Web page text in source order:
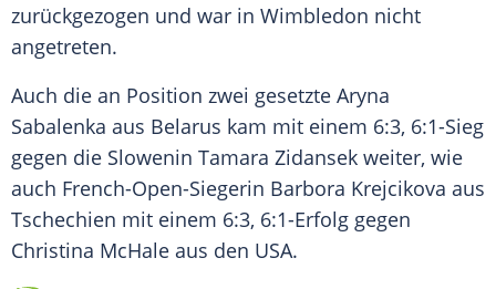
zurückgezogen und war in Wimbledon nicht
angetreten.
Auch die an Position zwei gesetzte Aryna
Sabalenka aus Belarus kam mit einem 6:3, 6:1-Sieg
gegen die Slowenin Tamara Zidansek weiter, wie
auch French-Open-Siegerin Barbora Krejcikova aus
Tschechien mit einem 6:3, 6:1-Erfolg gegen
Christina McHale aus den USA.